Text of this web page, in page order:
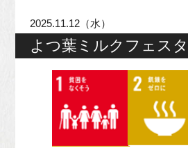
2025.11.12（水）
よつ葉ミルクフェス